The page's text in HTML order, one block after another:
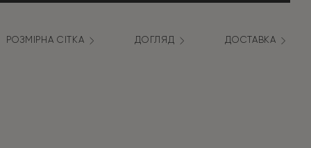
РОЗМІРНА СІТКА ДОГЛЯД ДОСТАВКА